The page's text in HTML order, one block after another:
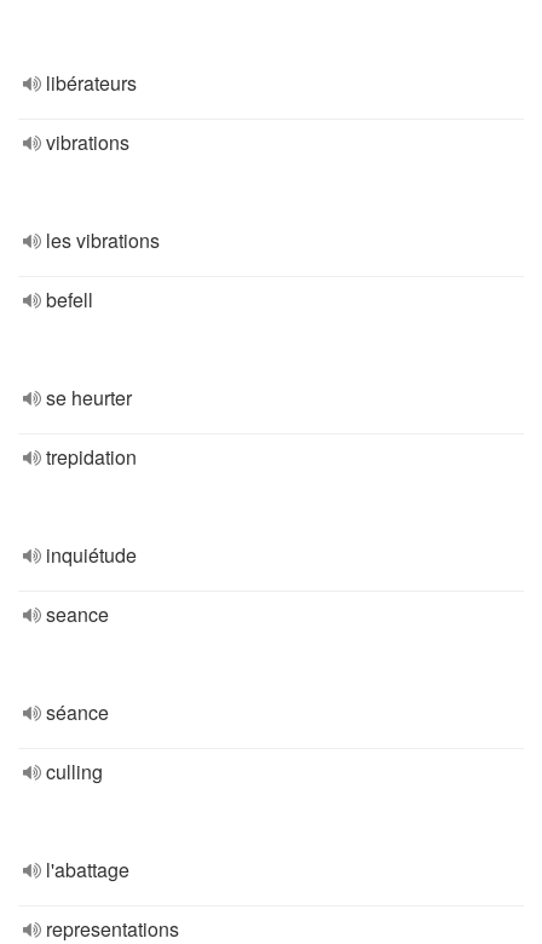
libérateurs
vibrations
les vibrations
befell
se heurter
trepidation
inquiétude
seance
séance
culling
l'abattage
representations